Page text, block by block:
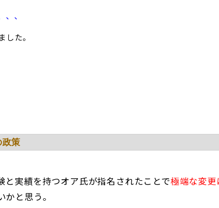
、
した。
策
実績を持つオア氏が指名されたことで極端な変更
と思う。